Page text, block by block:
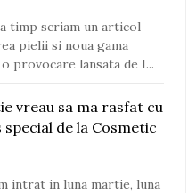
timp scriam un articol
pielii si noua gama
provocare lansata de I...
vreau sa ma rasfat cu
de la Cosmetic
intrat in luna martie, luna